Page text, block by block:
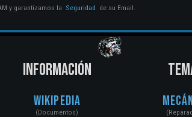
y garantizamos la Seguridad de su Email.
INFORMACIÓN
Wikipedia
(Documentos)